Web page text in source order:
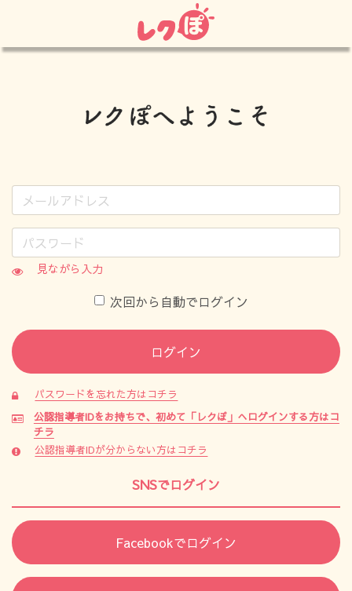
見ながら入力
次回から自動でログイン
ログイン
パスワードを忘れた方はコチラ
公認指導者IDをお持ちで、初めて「レクぽ」へログインする方はコ
チラ
公認指導者IDが分からない方はコチラ
SNSでログイン
Facebookでログイン